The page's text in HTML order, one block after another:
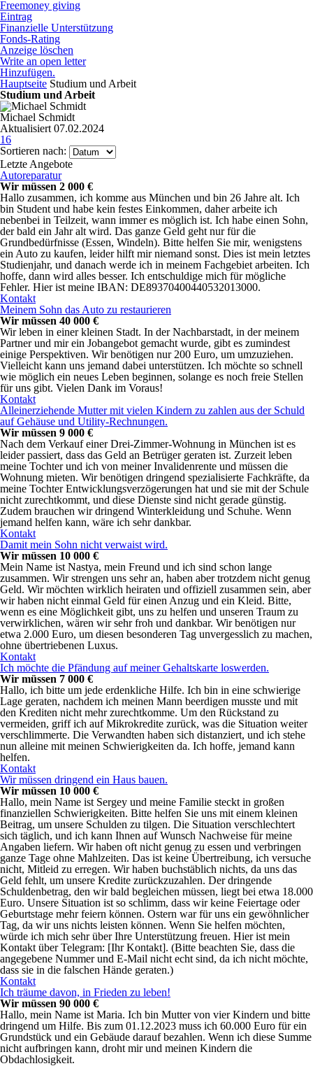
Freemoney giving
Eintrag
Finanzielle Unterstützung
Fonds-Rating
Anzeige löschen
Write an open letter
Hinzufügen.
Hauptseite Studium und Arbeit
Studium und Arbeit
Michael Schmidt
Aktualisiert 07.02.2024
16
Sortieren nach:
Letzte Angebote
Autoreparatur
Wir müssen 2 000 €
Hallo zusammen, ich komme aus München und bin 26 Jahre alt. Ich
bin Student und habe kein festes Einkommen, daher arbeite ich
nebenbei in Teilzeit, wann immer es möglich ist. Ich habe einen Sohn,
der bald ein Jahr alt wird. Das ganze Geld geht nur für die
Grundbedürfnisse (Essen, Windeln). Bitte helfen Sie mir, wenigstens
ein Auto zu kaufen, leider hilft mir niemand sonst. Dies ist mein letztes
Studienjahr, und danach werde ich in meinem Fachgebiet arbeiten. Ich
hoffe, dann wird alles besser. Ich entschuldige mich für mögliche
Fehler. Hier ist meine IBAN: DE89370400440532013000.
Kontakt
Meinem Sohn das Auto zu restaurieren
Wir müssen 40 000 €
Wir leben in einer kleinen Stadt. In der Nachbarstadt, in der meinem
Partner und mir ein Jobangebot gemacht wurde, gibt es zumindest
einige Perspektiven. Wir benötigen nur 200 Euro, um umzuziehen.
Vielleicht kann uns jemand dabei unterstützen. Ich möchte so schnell
wie möglich ein neues Leben beginnen, solange es noch freie Stellen
für uns gibt. Vielen Dank im Voraus!
Kontakt
Alleinerziehende Mutter mit vielen Kindern zu zahlen aus der Schuld
auf Gehäuse und Utility-Rechnungen.
Wir müssen 9 000 €
Nach dem Verkauf einer Drei-Zimmer-Wohnung in München ist es
leider passiert, dass das Geld an Betrüger geraten ist. Zurzeit leben
meine Tochter und ich von meiner Invalidenrente und müssen die
Wohnung mieten. Wir benötigen dringend spezialisierte Fachkräfte, da
meine Tochter Entwicklungsverzögerungen hat und sie mit der Schule
nicht zurechtkommt, und diese Dienste sind nicht gerade günstig.
Zudem brauchen wir dringend Winterkleidung und Schuhe. Wenn
jemand helfen kann, wäre ich sehr dankbar.
Kontakt
Damit mein Sohn nicht verwaist wird.
Wir müssen 10 000 €
Mein Name ist Nastya, mein Freund und ich sind schon lange
zusammen. Wir strengen uns sehr an, haben aber trotzdem nicht genug
Geld. Wir möchten wirklich heiraten und offiziell zusammen sein, aber
wir haben nicht einmal Geld für einen Anzug und ein Kleid. Bitte,
wenn es eine Möglichkeit gibt, uns zu helfen und unseren Traum zu
verwirklichen, wären wir sehr froh und dankbar. Wir benötigen nur
etwa 2.000 Euro, um diesen besonderen Tag unvergesslich zu machen,
ohne übertriebenen Luxus.
Kontakt
Ich möchte die Pfändung auf meiner Gehaltskarte loswerden.
Wir müssen 7 000 €
Hallo, ich bitte um jede erdenkliche Hilfe. Ich bin in eine schwierige
Lage geraten, nachdem ich meinen Mann beerdigen musste und mit
den Krediten nicht mehr zurechtkomme. Um den Rückstand zu
vermeiden, griff ich auf Mikrokredite zurück, was die Situation weiter
verschlimmerte. Die Verwandten haben sich distanziert, und ich stehe
nun alleine mit meinen Schwierigkeiten da. Ich hoffe, jemand kann
helfen.
Kontakt
Wir müssen dringend ein Haus bauen.
Wir müssen 10 000 €
Hallo, mein Name ist Sergey und meine Familie steckt in großen
finanziellen Schwierigkeiten. Bitte helfen Sie uns mit einem kleinen
Beitrag, um unsere Schulden zu tilgen. Die Situation verschlechtert
sich täglich, und ich kann Ihnen auf Wunsch Nachweise für meine
Angaben liefern. Wir haben oft nicht genug zu essen und verbringen
ganze Tage ohne Mahlzeiten. Das ist keine Übertreibung, ich versuche
nicht, Mitleid zu erregen. Wir haben buchstäblich nichts, da uns das
Geld fehlt, um unsere Kredite zurückzuzahlen. Der dringende
Schuldenbetrag, den wir bald begleichen müssen, liegt bei etwa 18.000
Euro. Unsere Situation ist so schlimm, dass wir keine Feiertage oder
Geburtstage mehr feiern können. Ostern war für uns ein gewöhnlicher
Tag, da wir uns nichts leisten können. Wenn Sie helfen möchten,
würde ich mich sehr über Ihre Unterstützung freuen. Hier ist mein
Kontakt über Telegram: [Ihr Kontakt]. (Bitte beachten Sie, dass die
angegebene Nummer und E-Mail nicht echt sind, da ich nicht möchte,
dass sie in die falschen Hände geraten.)
Kontakt
Ich träume davon, in Frieden zu leben!
Wir müssen 90 000 €
Hallo, mein Name ist Maria. Ich bin Mutter von vier Kindern und bitte
dringend um Hilfe. Bis zum 01.12.2023 muss ich 60.000 Euro für ein
Grundstück und ein Gebäude darauf bezahlen. Wenn ich diese Summe
nicht aufbringen kann, droht mir und meinen Kindern die
Obdachlosigkeit.